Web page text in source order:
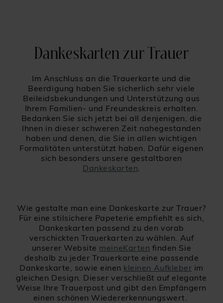
Dankeskarten zur Trauer
Im Anschluss an die Trauerkarte und die
Beerdigung haben Sie sicherlich sehr viele
Beileidsbekundungen und Unterstützung aus
Ihrem Familien- und Freundeskreis erhalten.
Bedanken Sie sich jetzt bei all denjenigen, die
Ihnen in dieser schweren Zeit nahegestanden
haben und denen, die Sie in allen wichtigen
Formalitäten unterstützt haben. Dafür eigenen
sich besonders unsere gestaltbaren
Dankeskarten
Wie gestalte man eine Dankeskarte zur Trauer?
Für eine stilsichere Papeterie empfiehlt es sich,
Dankeskarten passend zu den vorab
verschickten Trauerkarten zu wählen. Auf
unserer Website meineKarten finden Sie
deshalb zu jeder Trauerkarte eine passende
Dankeskarte, sowie einen kleinen Aufkleber im
gleichen Design. Dieser verschließt auf elegante
Weise Ihre Trauerpost und gibt den Empfängern
einen schönen Wiedererkennungswert.